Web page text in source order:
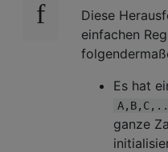
Diese
einfachen
Es hat
ganze